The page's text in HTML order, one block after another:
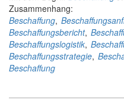
Zusammenhang:
Beschaffung,
Beschaffungsbericht,
Beschaffungslogistik,
Beschaffungsstrategie,
Beschaffung